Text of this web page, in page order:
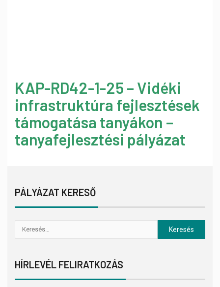
KAP-RD42-1-25 – Vidéki
infrastruktúra fejlesztések
támogatása tanyákon –
tanyafejlesztési pályázat
PÁLYÁZAT KERESŐ
HÍRLEVÉL FELIRATKOZÁS